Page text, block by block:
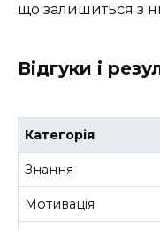
що залишиться з
Відгуки і
Категорія
Знання
Мотивація